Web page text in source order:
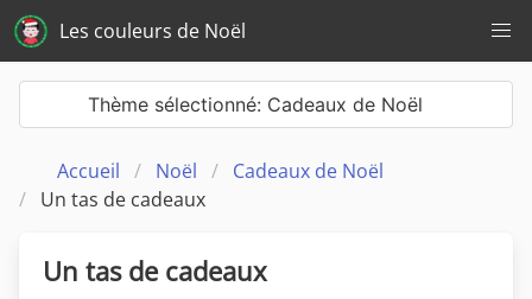
Les couleurs de Noël
Accueil Noël
Cadeaux de Noël
Un tas de cadeaux
Thème sélectionné: Cadeaux de Noël
Un tas de cadeaux